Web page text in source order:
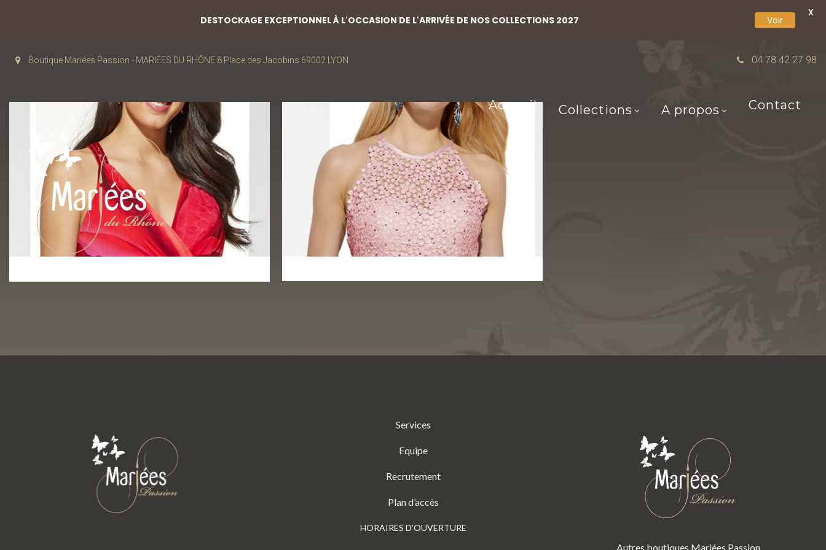
Boutique Mariées Passion - MARIÉES DU RHÔNE 8 Place des Jacobins 69002 LYON 04 78 42 27 98
Accueil Collections A propos Contact
Services
Equipe
Recrutement
Plan d’accès
HORAIRES D’OUVERTURE
Autres boutiques Mariées Passion
DESTOCKAGE EXCEPTIONNEL À L'OCCASION DE L'ARRIVÉE DE NOS COLLECTIONS 2027 Voir
X